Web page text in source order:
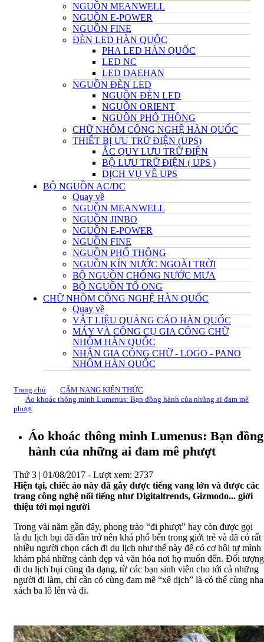
NGUỒN MEANWELL
NGUỒN E-POWER
NGUỒN FINE
ĐÈN LED HÀN QUỐC
PHA LED HÀN QUỐC
LED NC
LED DAEHAN
NGUỒN ĐÈN LED
NGUỒN ĐÈN LED
NGUỒN ORIENT
NGUỒN PHỔ THÔNG
CHỮ NHÔM CÔNG NGHỆ HÀN QUỐC
THIẾT BỊ ƯU TRỮ ĐIỆN (UPS)
ẮC QUY LƯU TRỮ ĐIỆN
BỘ LƯU TRỮ ĐIỆN ( UPS )
DỊCH VỤ VỀ UPS
BỘ NGUỒN AC/DC
Quay về
NGUỒN MEANWELL
NGUỒN JINBO
NGUỒN E-POWER
NGUỒN FINE
NGUỒN PHỔ THÔNG
NGUỒN KÍN NƯỚC NGOÀI TRỜI
BỘ NGUỒN CHỐNG NƯỚC MƯA
BỘ NGUỒN TỔ ONG
CHỮ NHÔM CÔNG NGHỆ HÀN QUỐC
Quay về
VẬT LIỆU QUẢNG CÁO HÀN QUỐC
MÁY VÀ CÔNG CỤ GIA CÔNG CHỮ
NHÔM HÀN QUỐC
NHẬN GIA CÔNG CHỮ - LOGO - PANO
NHÔM HÀN QUỐC
Trang chủ
CẨM NANG KIẾN THỨC
Áo khoác thông minh Lumenus: Bạn đồng hành của những ai đam mê
phượt
Áo khoác thông minh Lumenus: Bạn đồng
hành của những ai đam mê phượt
Thứ 3 | 01/08/2017 - Lượt xem: 2737
Hiện tại, chiếc áo này đã gây được tiếng vang lớn và được các
trang công nghệ nổi tiếng như Digitaltrends, Gizmodo... giới
thiệu tới mọi người
Trong vài năm gần đây, phong trào “đi phượt” hay còn được gọi
là du lịch bụi đã dần trở nên khá phổ bến trong giới trẻ và đã có rất
nhiều người chọn cách đi du lịch như thế này để có cơ hôi tự mình
khám phá những cảnh đẹp và văn hóa nơi họ muốn đến. Đối tượng
đi du lịch bụi cũng đa dạng, từ các bạn sinh viên cho tới cả những
người đi làm, chỉ cần có cùng đam mê “xê dịch” là có thể cùng
xách ba lô lên và đi.